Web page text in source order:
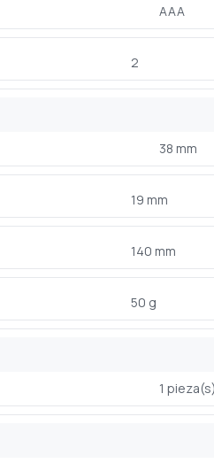
AAA
2
38 mm
19 mm
140 mm
50 g
1 pieza(s)